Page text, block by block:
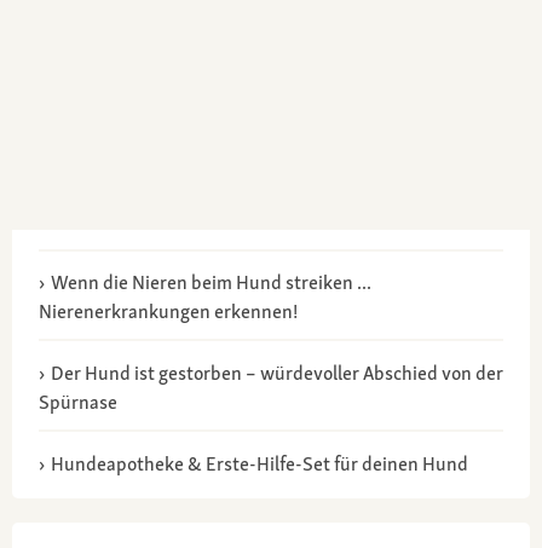
Wenn die Nieren beim Hund streiken ...
Nierenerkrankungen erkennen!
Der Hund ist gestorben – würdevoller Abschied von der
Spürnase
Hundeapotheke & Erste-Hilfe-Set für deinen Hund